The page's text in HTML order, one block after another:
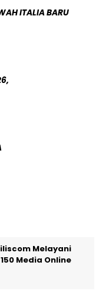
ITALIA BARU
Melayani
Media Online